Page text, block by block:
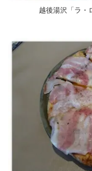
越後湯沢「ラ・